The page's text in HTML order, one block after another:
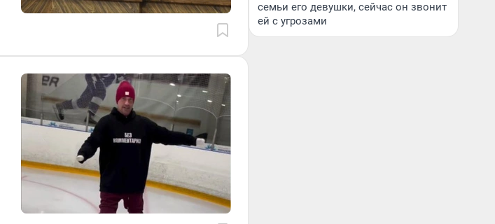
семьи его девушки, сейчас он звонит
ей с угрозами